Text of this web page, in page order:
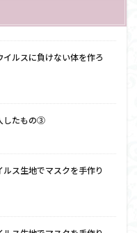
ルスに負けない体を作ろ
したもの③
ス生地でマスクを手作り